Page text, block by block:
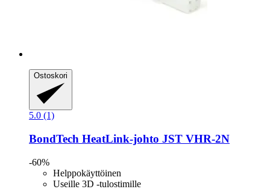
Ostoskori
5.0 (1)
BondTech HeatLink-​johto JST VHR-​2N
-60%
Helppokäyttöinen
Useille 3D -tulostimille